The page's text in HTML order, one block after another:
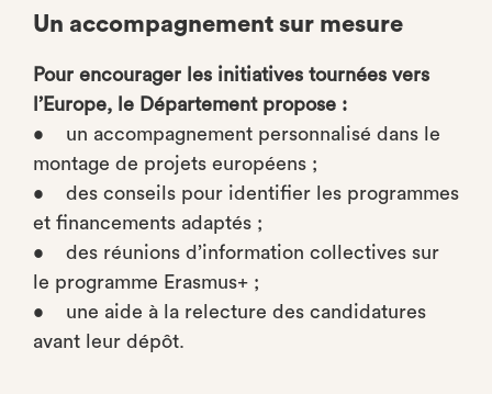
Un accompagnement sur mesure
Pour encourager les initiatives tournées vers
l’Europe, le Département propose :
• un accompagnement personnalisé dans le
montage de projets européens ;
• des conseils pour identifier les programmes
et financements adaptés ;
• des réunions d’information collectives sur
le programme Erasmus+ ;
• une aide à la relecture des candidatures
avant leur dépôt.